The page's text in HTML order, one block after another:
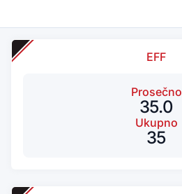
EFF
Prosečno
35.0
Ukupno
35